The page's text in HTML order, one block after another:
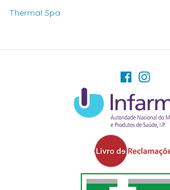
Thermal Spa